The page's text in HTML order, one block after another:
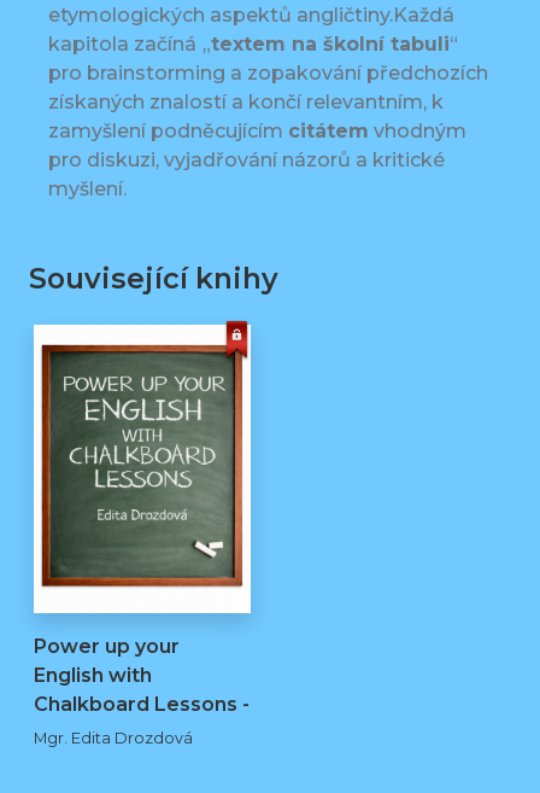
etymologických aspektů angličtiny.Každá
kapitola začíná „textem na školní tabuli“
pro brainstorming a zopakování předchozích
získaných znalostí a končí relevantním, k
zamyšlení podněcujícím citátem vhodným
pro diskuzi, vyjadřování názorů a kritické
myšlení.
Související knihy
Power up your
English with
Chalkboard Lessons -
…
Mgr. Edita Drozdová